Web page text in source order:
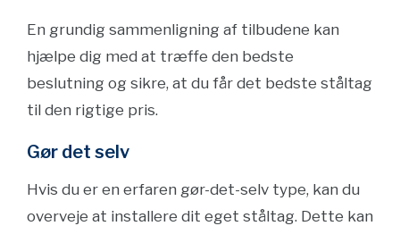
En grundig sammenligning af tilbudene kan
hjælpe dig med at træffe den bedste
beslutning og sikre, at du får det bedste ståltag
til den rigtige pris.
Gør det selv
Hvis du er en erfaren gør-det-selv type, kan du
overveje at installere dit eget ståltag. Dette kan